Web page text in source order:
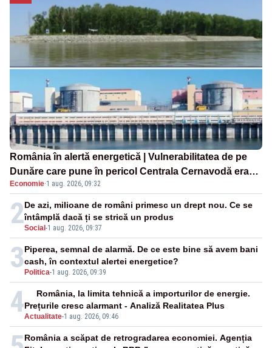
România în alertă energetică | Vulnerabilitatea de pe
Dunăre care pune în pericol Centrala Cernavodă era
cunoscută de pe vremea lui Ceaușescu
Economie·1 aug. 2026, 09:32
2Social -1 aug. 2026, 09:37
De azi, milioane de români primesc un drept nou. Ce se
întâmplă dacă ți se strică un produs
3 Politica-1 aug. 2026, 09:39
Piperea, semnal de alarmă. De ce este bine să avem bani
cash, în contextul alertei energetice?
4Actualitate-1 aug. 2026, 09:46
România, la limita tehnică a importurilor de energie.
Prețurile cresc alarmant - Analiză Realitatea Plus
România a scăpat de retrogradarea economiei. Agenția